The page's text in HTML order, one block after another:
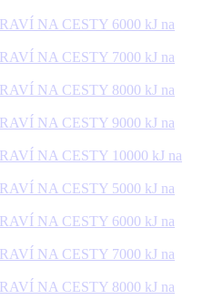
NA CESTY 6000 kJ na
NA CESTY 7000 kJ na
NA CESTY 8000 kJ na
NA CESTY 9000 kJ na
NA CESTY 10000 kJ na
NA CESTY 5000 kJ na
NA CESTY 6000 kJ na
NA CESTY 7000 kJ na
NA CESTY 8000 kJ na